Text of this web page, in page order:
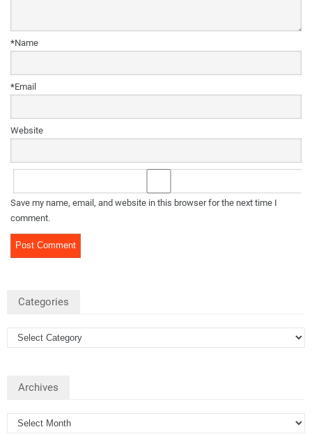
Name
*
Email
*
Website
Save my name, email, and website in this browser for the next time I
comment.
Categories
Archives